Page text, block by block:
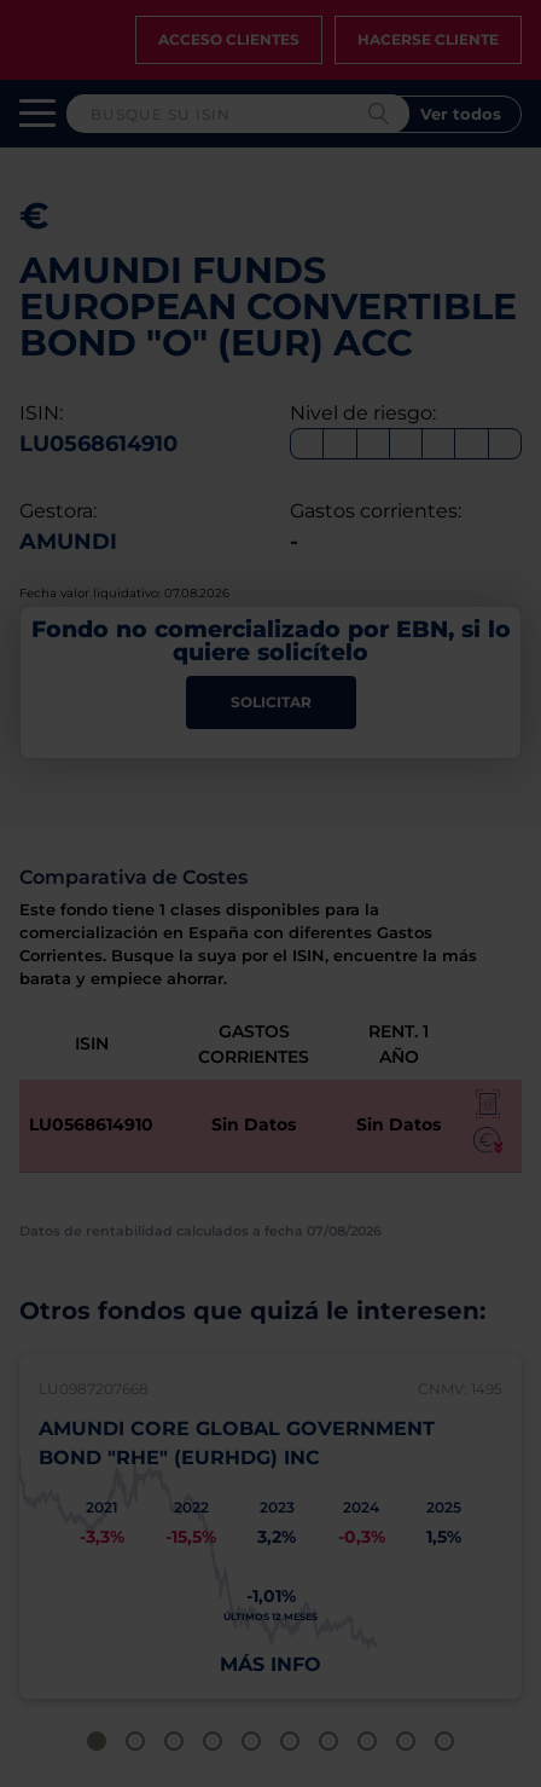
ACCESO CLIENTES HACERSE CLIENTE
Ver todos
€
AMUNDI FUNDS
EUROPEAN CONVERTIBLE
BOND "O" (EUR) ACC
ISIN:
LU0568614910
Nivel de riesgo:
Gestora:
AMUNDI
Gastos corrientes:
-
Fecha valor liquidativo: 07.08.2026
Fondo no comercializado por EBN, si lo
quiere solicítelo
SOLICITAR
Comparativa de Costes
Este fondo tiene 1 clases disponibles para la
comercialización en España con diferentes Gastos
Corrientes. Busque la suya por el ISIN, encuentre la más
barata y empiece ahorrar.
ISIN
GASTOS
CORRIENTES
RENT. 1
AÑO
LU0568614910 Sin Datos Sin Datos
Datos de rentabilidad calculados a fecha 07/08/2026
Otros fondos que quizá le interesen:
LU0987207668 CNMV: 1495
AMUNDI CORE GLOBAL GOVERNMENT
BOND "RHE" (EURHDG) INC
2021
-3,3%
2022
-15,5%
2023
3,2%
2024
-0,3%
2025
1,5%
-1,01%
ÚLTIMOS 12 MESES
MÁS INFO